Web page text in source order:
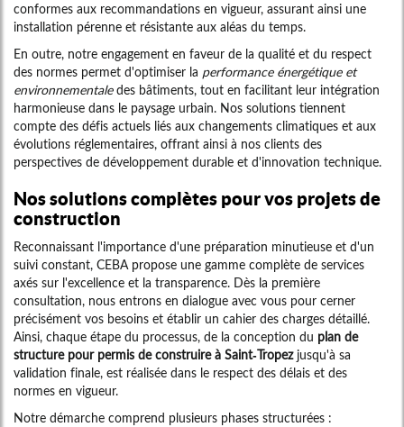
conformes aux recommandations en vigueur, assurant ainsi une
installation pérenne et résistante aux aléas du temps.
En outre, notre engagement en faveur de la qualité et du respect
des normes permet d'optimiser la performance énergétique et
environnementaledes bâtiments, tout en facilitant leur intégration
harmonieuse dans le paysage urbain. Nos solutions tiennent
compte des défis actuels liés aux changements climatiques et aux
évolutions réglementaires, offrant ainsi à nos clients des
perspectives de développement durable et d'innovation technique.
Nos solutions complètes pour vos projets de
construction
Reconnaissant l'importance d'une préparation minutieuse et d'un
suivi constant, CEBA propose une gamme complète de services
axés sur l'excellence et la transparence. Dès la première
consultation, nous entrons en dialogue avec vous pour cerner
précisément vos besoins et établir un cahier des charges détaillé.
Ainsi, chaque étape du processus, de la conception du plan de
structure pour permis de construire à Saint-Tropezjusqu'à sa
validation finale, est réalisée dans le respect des délais et des
normes en vigueur.
Notre démarche comprend plusieurs phases structurées :